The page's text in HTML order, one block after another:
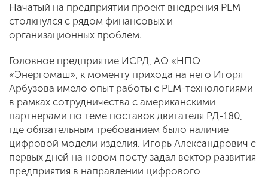
Начатый на предприятии проект внедрения PLM
столкнулся с рядом финансовых и
организационных проблем.
Головное предприятие ИСРД, АО «НПО
«Энергомаш», к моменту прихода на него Игоря
Арбузова имело опыт работы с PLM-технологиями
в рамках сотрудничества с американскими
партнерами по теме поставок двигателя РД-180,
где обязательным требованием было наличие
цифровой модели изделия. Игорь Александрович с
первых дней на новом посту задал вектор развития
предприятия в направлении цифрового